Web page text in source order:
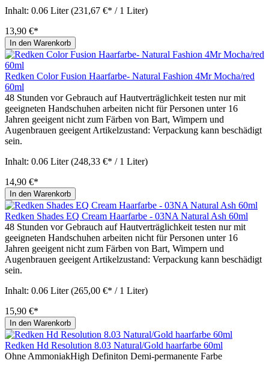
Inhalt: 0.06 Liter(231,67 €* / 1 Liter)
13,90 €*
In den Warenkorb
Redken Color Fusion Haarfarbe- Natural Fashion 4Mr Mocha/red
60ml
48 Stunden vor Gebrauch auf Hautverträglichkeit testen nur mit
geeigneten Handschuhen arbeiten nicht für Personen unter 16
Jahren geeigent nicht zum Färben von Bart, Wimpern und
Augenbrauen geeigent Artikelzustand: Verpackung kann beschädigt
sein.
Inhalt: 0.06 Liter(248,33 €* / 1 Liter)
14,90 €*
In den Warenkorb
Redken Shades EQ Cream Haarfarbe - 03NA Natural Ash 60ml
48 Stunden vor Gebrauch auf Hautverträglichkeit testen nur mit
geeigneten Handschuhen arbeiten nicht für Personen unter 16
Jahren geeigent nicht zum Färben von Bart, Wimpern und
Augenbrauen geeigent Artikelzustand: Verpackung kann beschädigt
sein.
Inhalt: 0.06 Liter(265,00 €* / 1 Liter)
15,90 €*
In den Warenkorb
Redken Hd Resolution 8.03 Natural/Gold haarfarbe 60ml
Ohne AmmoniakHigh Definiton Demi-permanente Farbe